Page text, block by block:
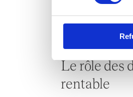
institutionnels,
Le rôle des
rentable